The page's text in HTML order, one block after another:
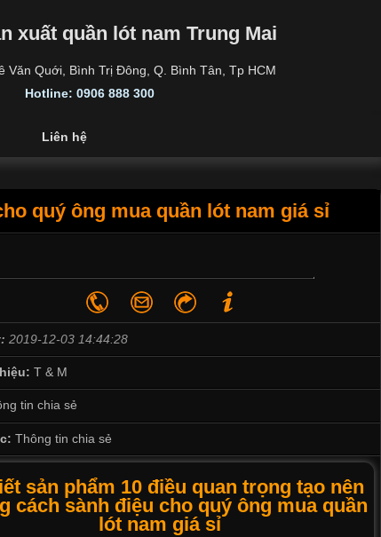
xuất quần lót nam Trung Mai
Văn Quới, Bình Trị Đông, Q. Bình Tân, Tp HCM
Hotline: 0906 888 300
Liên hệ
quý ông mua quần lót nam giá sỉ
2019-12-03 14:44:28
T & M
tin chia sẻ
Thông tin chia sẻ
sản phẩm 10 điều quan trọng tạo nên
cách sành điệu cho quý ông mua quần
lót nam giá sỉ